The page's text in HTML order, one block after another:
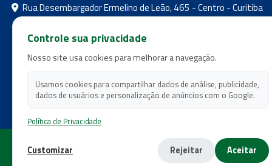
Rua Desembargador Ermelino de Leão, 465 - Centro - Curitiba
- Paraná
feebpr@gmail.com
(41) 3224-5573
(41) 3224-5525
Copyright 2026 - Federação dos Empregados em Estabelecimentos
Bancários do Estado do Paraná
Controle sua privacidade
Nosso site usa cookies para melhorar a navegação.
Usamos cookies para compartilhar dados de análise, publicidade,
dados de usuários e personalização de anúncios com o Google.
Política de Privacidade
Customizar Rejeitar Aceitar